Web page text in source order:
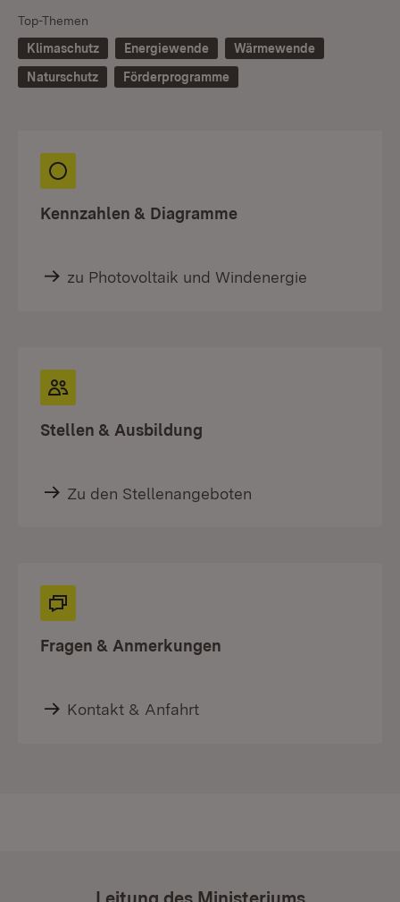
Top-Themen
Klimaschutz
Energiewende
Wärmewende
Naturschutz
Förderprogramme
Kennzahlen & Diagramme
zu Photovoltaik und Windenergie
Stellen & Ausbildung
Zu den Stellenangeboten
Fragen & Anmerkungen
Kontakt & Anfahrt